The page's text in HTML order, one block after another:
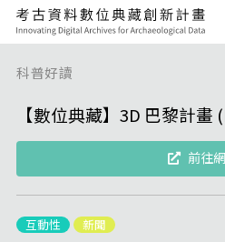
科普好讀
【數位典藏】3D 巴黎計
前往
互動性 新聞